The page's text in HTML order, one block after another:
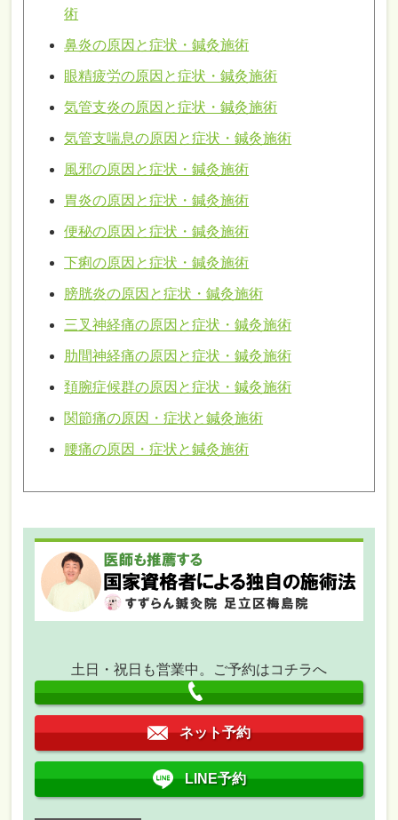
術
鼻炎の原因と症状・鍼灸施術
眼精疲労の原因と症状・鍼灸施術
気管支炎の原因と症状・鍼灸施術
気管支喘息の原因と症状・鍼灸施術
風邪の原因と症状・鍼灸施術
胃炎の原因と症状・鍼灸施術
便秘の原因と症状・鍼灸施術
下痢の原因と症状・鍼灸施術
膀胱炎の原因と症状・鍼灸施術
三叉神経痛の原因と症状・鍼灸施術
肋間神経痛の原因と症状・鍼灸施術
頚腕症候群の原因と症状・鍼灸施術
関節痛の原因・症状と鍼灸施術
腰痛の原因・症状と鍼灸施術
土日・祝日も営業中。ご予約はコチラへ
ネット予約
LINE予約